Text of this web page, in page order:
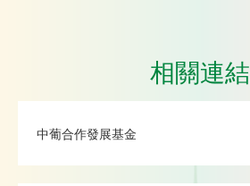
相關連結
中葡合作發展基金